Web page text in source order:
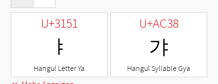
U+3151
ㅑ
Hangul Letter Ya
U+AC38
갸
Hangul Syllable Gya